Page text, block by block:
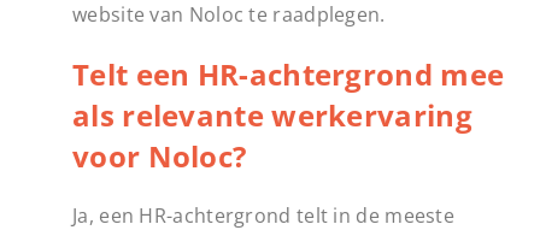
website van Noloc te raadplegen.
Telt een HR-achtergrond mee
als relevante werkervaring
voor Noloc?
Ja, een HR-achtergrond telt in de meeste